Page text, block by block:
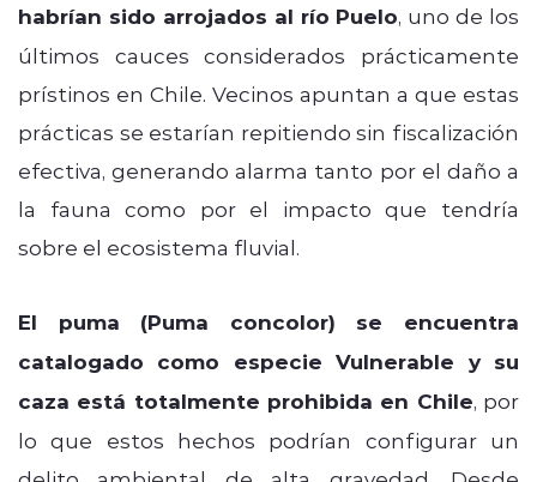
habrían sido arrojados al río Puelo, uno de los
últimos cauces considerados prácticamente
prístinos en Chile. Vecinos apuntan a que estas
prácticas se estarían repitiendo sin fiscalización
efectiva, generando alarma tanto por el daño a
la fauna como por el impacto que tendría
sobre el ecosistema fluvial.
El puma (Puma concolor) se encuentra
catalogado como especie Vulnerable y su
caza está totalmente prohibida en Chile, por
lo que estos hechos podrían configurar un